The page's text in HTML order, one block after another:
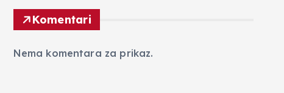
Komentari
Nema komentara za prikaz.